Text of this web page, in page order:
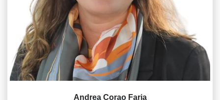
Andrea Corao Faria